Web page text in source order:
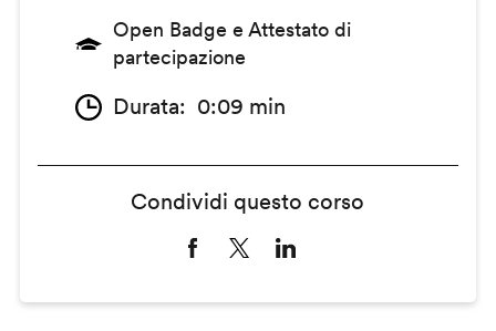
Open Badge e Attestato di
partecipazione
Durata 0:09 min
Condividi questo corso